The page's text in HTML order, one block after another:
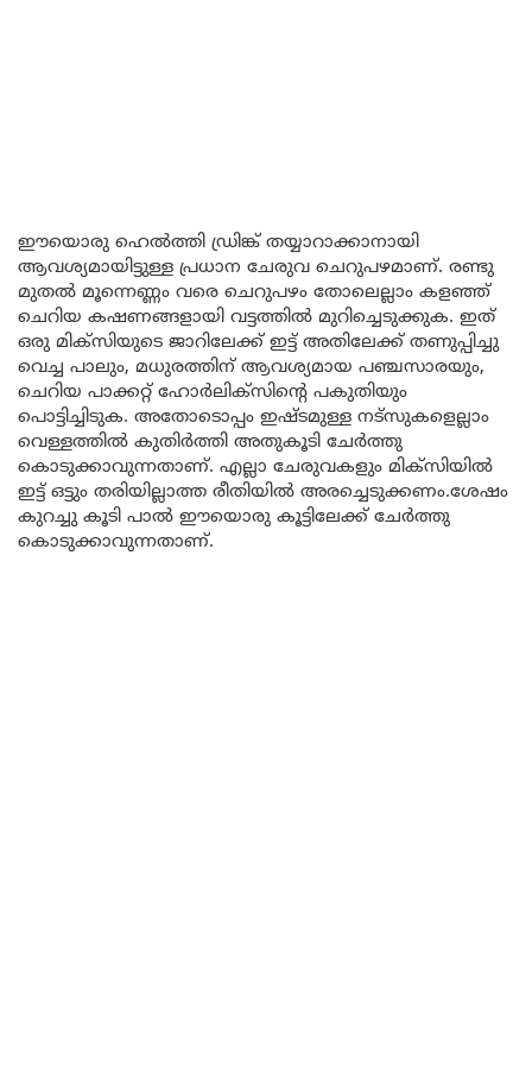
ഈയൊരു ഹെൽത്തി ഡ്രിങ്ക് തയ്യാറാക്കാനായി
ആവശ്യമായിട്ടുള്ള പ്രധാന ചേരുവ ചെറുപഴമാണ്. രണ്ടു
മുതൽ മൂന്നെണ്ണം വരെ ചെറുപഴം തോലെല്ലാം കളഞ്ഞ്
ചെറിയ കഷണങ്ങളായി വട്ടത്തിൽ മുറിച്ചെടുക്കുക. ഇത്
ഒരു മിക്സിയുടെ ജാറിലേക്ക് ഇട്ട് അതിലേക്ക് തണുപ്പിച്ചു
വെച്ച പാലും, മധുരത്തിന് ആവശ്യമായ പഞ്ചസാരയും,
ചെറിയ പാക്കറ്റ് ഹോർലിക്സിന്റെ പകുതിയും
പൊട്ടിച്ചിടുക. അതോടൊപ്പം ഇഷ്ടമുള്ള നട്സുകളെല്ലാം
വെള്ളത്തിൽ കുതിർത്തി അതുകൂടി ചേർത്തു
കൊടുക്കാവുന്നതാണ്. എല്ലാ ചേരുവകളും മിക്സിയിൽ
ഇട്ട് ഒട്ടും തരിയില്ലാത്ത രീതിയിൽ അരച്ചെടുക്കണം.ശേഷം
കുറച്ചു കൂടി പാൽ ഈയൊരു കൂട്ടിലേക്ക് ചേർത്തു
കൊടുക്കാവുന്നതാണ്.